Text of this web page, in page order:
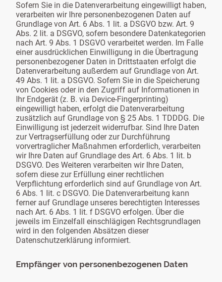
Sofern Sie in die Datenverarbeitung eingewilligt haben,
verarbeiten wir Ihre personenbezogenen Daten auf
Grundlage von Art. 6 Abs. 1 lit. a DSGVO bzw. Art. 9
Abs. 2 lit. a DSGVO, sofern besondere Datenkategorien
nach Art. 9 Abs. 1 DSGVO verarbeitet werden. Im Falle
einer ausdrücklichen Einwilligung in die Übertragung
personenbezogener Daten in Drittstaaten erfolgt die
Datenverarbeitung außerdem auf Grundlage von Art.
49 Abs. 1 lit. a DSGVO. Sofern Sie in die Speicherung
von Cookies oder in den Zugriff auf Informationen in
Ihr Endgerät (z. B. via Device-Fingerprinting)
eingewilligt haben, erfolgt die Datenverarbeitung
zusätzlich auf Grundlage von § 25 Abs. 1 TDDDG. Die
Einwilligung ist jederzeit widerrufbar. Sind Ihre Daten
zur Vertragserfüllung oder zur Durchführung
vorvertraglicher Maßnahmen erforderlich, verarbeiten
wir Ihre Daten auf Grundlage des Art. 6 Abs. 1 lit. b
DSGVO. Des Weiteren verarbeiten wir Ihre Daten,
sofern diese zur Erfüllung einer rechtlichen
Verpflichtung erforderlich sind auf Grundlage von Art.
6 Abs. 1 lit. c DSGVO. Die Datenverarbeitung kann
ferner auf Grundlage unseres berechtigten Interesses
nach Art. 6 Abs. 1 lit. f DSGVO erfolgen. Über die
jeweils im Einzelfall einschlägigen Rechtsgrundlagen
wird in den folgenden Absätzen dieser
Datenschutzerklärung informiert.
Empfänger von personenbezogenen Daten